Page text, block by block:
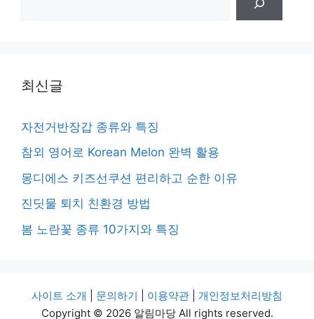
최신글
자전거반장갑 종류와 특징
참외 영어로 Korean Melon 완벽 활용
몽디에스 키즈선쿠션 편리하고 순한 이유
진딧물 퇴치 친환경 방법
봄 노란꽃 종류 10가지와 특징
사이트 소개 문의하기 이용약관
개인정보처리방침
Copyright © 2026 알림마당 All rights reserved.